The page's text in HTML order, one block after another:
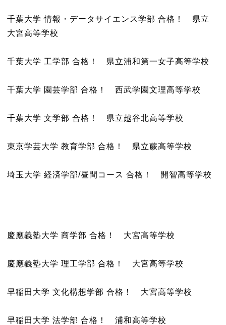
千葉大学 情報・データサイエンス学部 合格！ 県立
大宮高等学校
千葉大学 工学部 合格！ 県立浦和第一女子高等学校
千葉大学 園芸学部 合格！ 西武学園文理高等学校
千葉大学 文学部 合格！ 県立越谷北高等学校
東京学芸大学 教育学部 合格！ 県立蕨高等学校
埼玉大学 経済学部/昼間コース 合格！ 開智高等学校
慶應義塾大学 商学部 合格！ 大宮高等学校
慶應義塾大学 理工学部 合格！ 大宮高等学校
早稲田大学 文化構想学部 合格！ 大宮高等学校
早稲田大学 法学部 合格！ 浦和高等学校